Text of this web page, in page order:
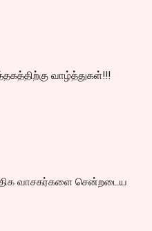
வாழ்த்துகள்!!!
வாசகர்களை சென்றடைய